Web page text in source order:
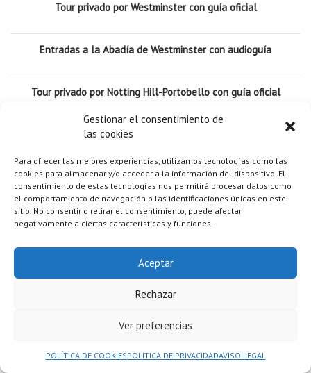
Gestionar el consentimiento de
las cookies
Para ofrecer las mejores experiencias, utilizamos tecnologías como las
cookies para almacenar y/o acceder a la información del dispositivo. El
consentimiento de estas tecnologías nos permitirá procesar datos como
el comportamiento de navegación o las identificaciones únicas en este
sitio. No consentir o retirar el consentimiento, puede afectar
negativamente a ciertas características y funciones.
Aceptar
Rechazar
Ver preferencias
POLÍTICA DE COOKIESPOLITICA DE PRIVACIDADAVISO LEGAL
Tour privado por Westminster con guía oficial
Entradas a la Abadía de Westminster con audioguía
Tour privado por Notting Hill-Portobello con guía oficial
QUÉ NO INCLUYE EL VIAJE
Almuerzos y cenas
Transporte no especificado en el itinerario (transporte público,
taxis o Uber) no está incluido.
En Londres, lo más recomendable es usar el transporte público.
fácilmente con su tarjeta de crédito, débito o móvil con función